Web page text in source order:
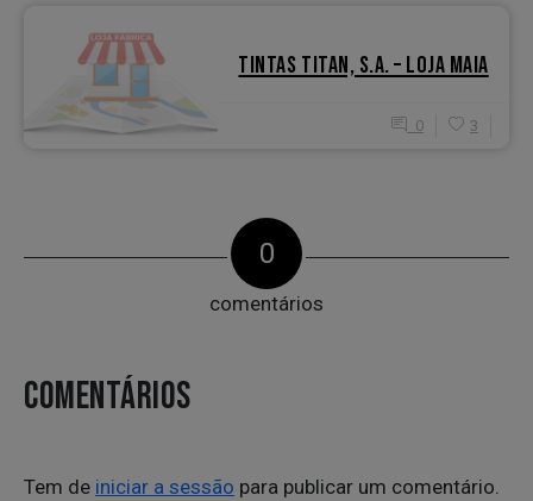
TINTAS TITAN, S.A. – LOJA MAIA
0 3
0
comentários
COMENTÁRIOS
Tem de iniciar a sessão para publicar um comentário.